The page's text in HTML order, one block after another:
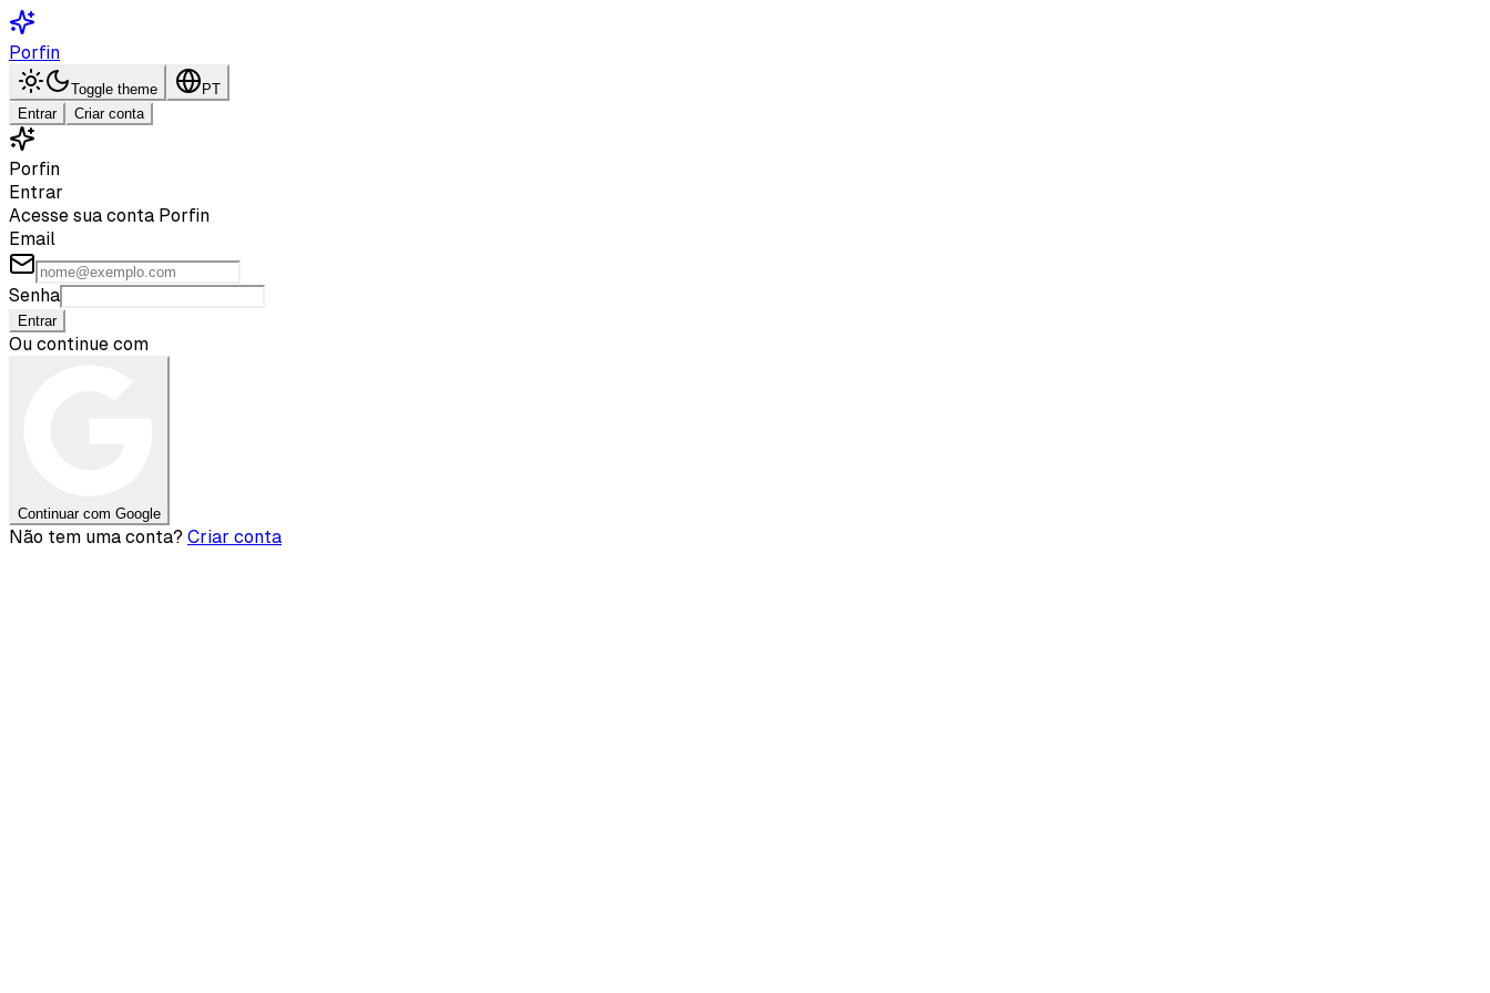
Porfin
Toggle theme
PT
Entrar
Criar conta
Porfin
Entrar
Acesse sua conta Porfin
Email
Senha
Entrar
Ou continue com
Continuar com Google
Não tem uma conta? Criar conta